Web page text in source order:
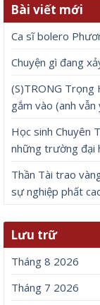
Bài viết mới
Ca sĩ bolero
Chuyện gì đang
(S)TRONG Trọng
gắm vào (anh
Học sinh Chuyên
những trường đại
Thần Tài trao
sự nghiệp phất
Lưu trữ
Tháng 8 2026
Tháng 7 2026